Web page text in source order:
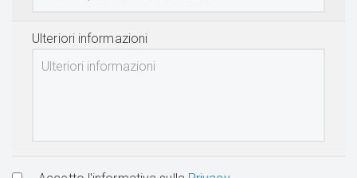
Ulteriori informazioni